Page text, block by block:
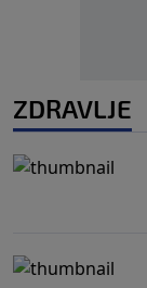
ZDRAVLJE